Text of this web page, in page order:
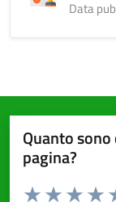
Data
Quanto
pagina?
Valuta da 1 a 5